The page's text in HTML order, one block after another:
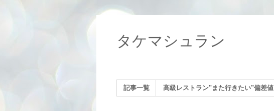
タケマシュラン
記事一覧 高級レストラン"また行きたい"偏差値